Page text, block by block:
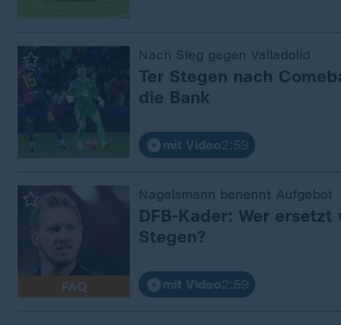
Nach Sieg gegen Valladolid
Ter Stegen nach
die Bank
mit Video2:59
FAQ
Nagelsmann benennt Aufgebot
DFB-Kader: Wer
Stegen?
mit Video2:59